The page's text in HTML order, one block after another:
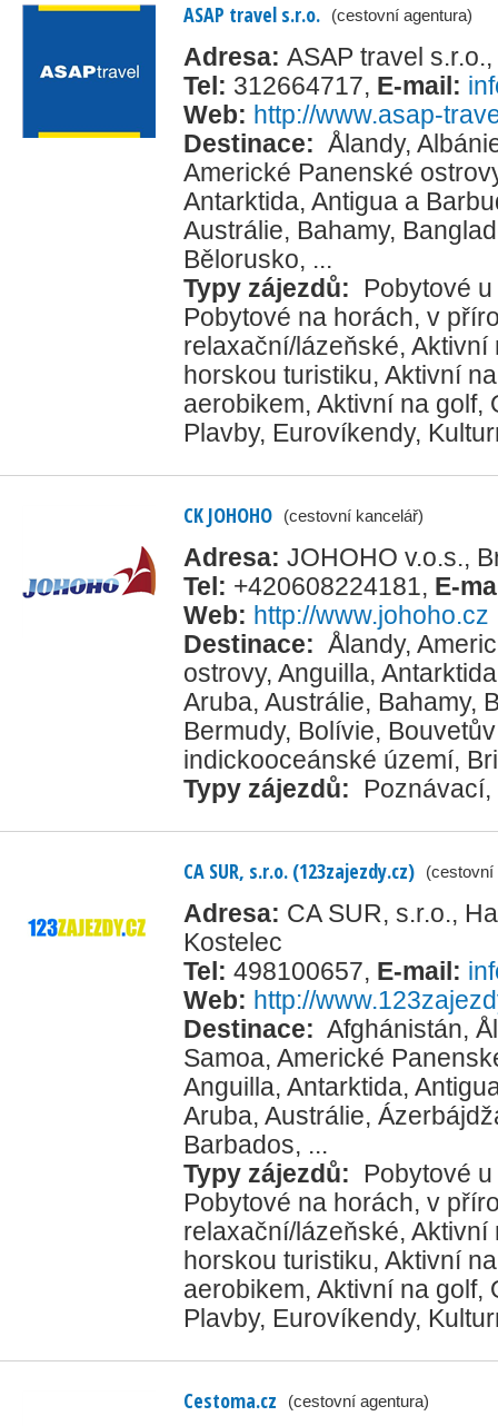
ASAP travel s.r.o. (cestovní agentura)
Adresa: ASAP travel
Tel: 312664717, E-mail:
Web: http://www.asap-
Destinace: Ålandy,
Americké Panenské
Antarktida, Antigua a
Austrálie, Bahamy,
Bělorusko, ...
Typy zájezdů:
Pobytové
Pobytové na horách, v
relaxační/lázeňské, Aktivní
horskou turistiku, Aktivní
aerobikem, Aktivní na golf,
Plavby, Eurovíkendy,
CK JOHOHO (cestovní kancelář)
Adresa: JOHOHO v.o.s.,
Tel: +420608224181, E-
Web: http://www.johoho.cz
Destinace: Ålandy,
ostrovy, Anguilla, Antarktida
Aruba, Austrálie, Bahamy,
Bermudy, Bolívie,
indickooceánské území,
Typy zájezdů:
Poznávací,
CA SUR, s.r.o. (123zajezdy.cz) (cestovní
Adresa: CA SUR, s.r.o.,
Kostelec
Tel: 498100657, E-mail:
Web: http://
Destinace: Afghánistán,
Samoa, Americké
Anguilla, Antarktida,
Aruba, Austrálie,
Barbados, ...
Typy zájezdů:
Pobytové
Pobytové na horách, v
relaxační/lázeňské, Aktivní
horskou turistiku, Aktivní
aerobikem, Aktivní na golf,
Plavby, Eurovíkendy,
Cestoma.cz (cestovní agentura)